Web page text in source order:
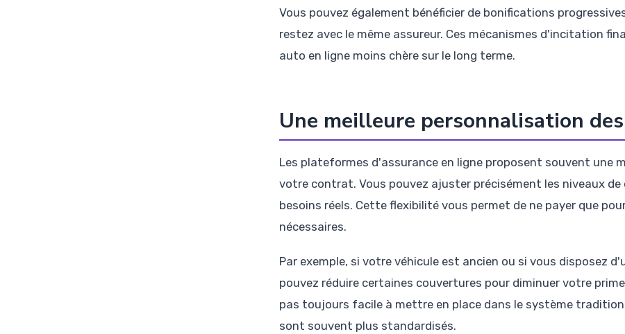
Vous pouvez également bénéficier de bonifications
restez avec le même assureur. Ces mécanismes d'incitation
auto en ligne moins chère sur le long terme.
Une meilleure personnalisation
Les plateformes d'assurance en ligne proposent souvent une
votre contrat. Vous pouvez ajuster précisément les niveaux
besoins réels. Cette flexibilité vous permet de ne payer que
nécessaires.
Par exemple, si votre véhicule est ancien ou si vous disposez
pouvez réduire certaines couvertures pour diminuer votre
pas toujours facile à mettre en place dans le système
sont souvent plus standardisés.